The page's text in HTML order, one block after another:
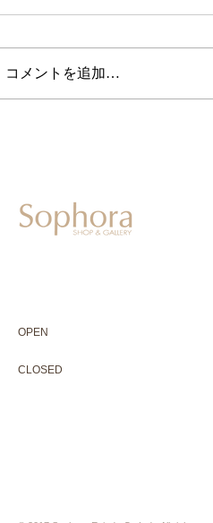
コメントを追加…
OPEN
CLOSED